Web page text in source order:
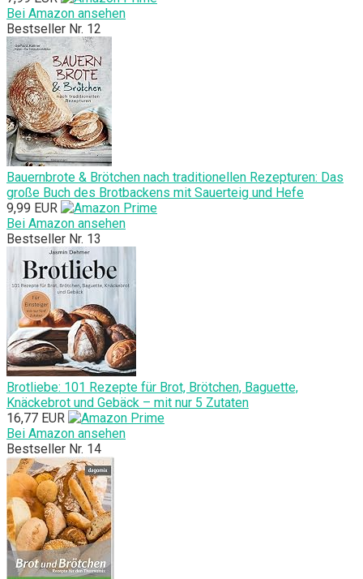
Bei Amazon ansehen
Bestseller Nr. 12
Bauernbrote & Brötchen nach traditionellen Rezepturen: Das
große Buch des Brotbackens mit Sauerteig und Hefe
9,99 EUR
Bei Amazon ansehen
Bestseller Nr. 13
Brotliebe: 101 Rezepte für Brot, Brötchen, Baguette,
Knäckebrot und Gebäck – mit nur 5 Zutaten
16,77 EUR
Bei Amazon ansehen
Bestseller Nr. 14